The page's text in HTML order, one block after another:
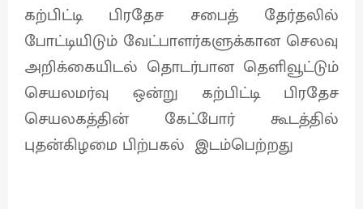
கற்பிட்டி பிரதேச சபைத் தேர்தலில்
போட்டியிடும் வேட்பாளர்களுக்கான செலவு
அறிக்கையிடல் தொடர்பான தெளிவூட்டும்
செயலமர்வு ஒன்று கற்பிட்டி பிரதேச
செயலகத்தின் கேட்போர் கூடத்தில்
புதன்கிழமை பிற்பகல் இடம்பெற்றது